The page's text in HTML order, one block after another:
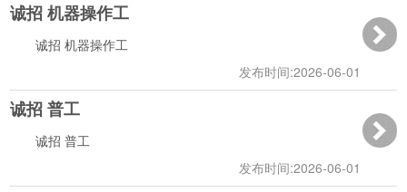
诚招 机器操作工
发布时间:2026-06-01
诚招 机器操作工
诚招 普工
发布时间:2026-06-01
诚招 普工